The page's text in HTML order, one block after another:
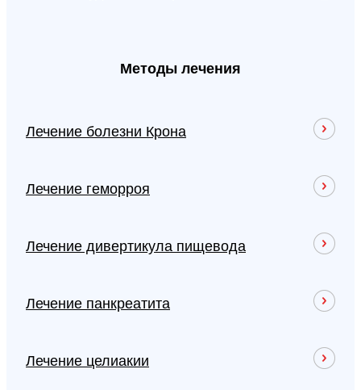
Методы лечения
Лечение болезни Крона
Лечение геморроя
Лечение дивертикула пищевода
Лечение панкреатита
Лечение целиакии